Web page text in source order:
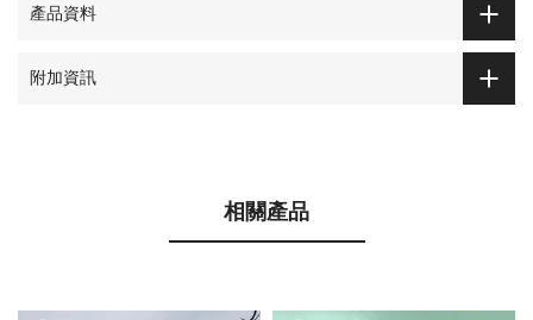
產品資料
附加資訊
相關產品